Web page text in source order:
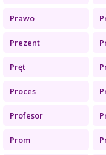
Prawo
Prezent
Pręt
Proces
Profesor
Prom